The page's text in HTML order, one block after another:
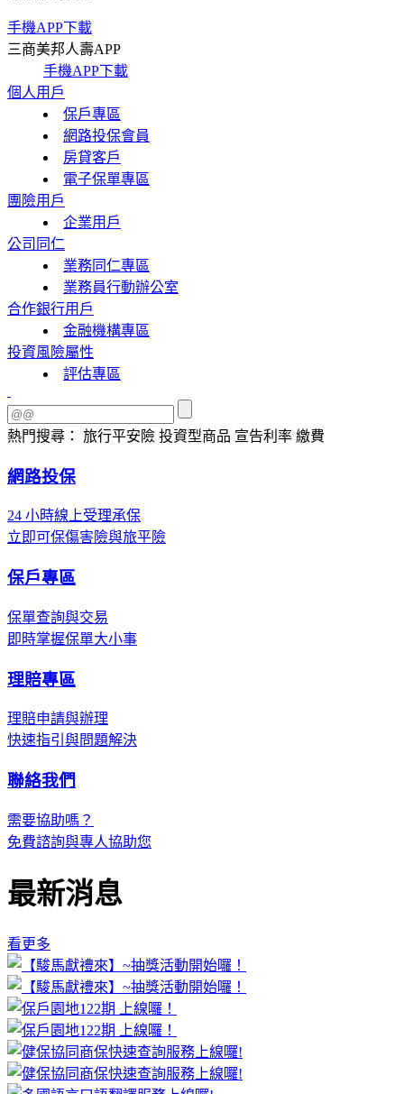
手機APP下載
三商美邦人壽APP
手機APP下載
個人用戶
保戶專區
網路投保會員
房貸客戶
電子保單專區
團險用戶
企業用戶
公司同仁
業務同仁專區
業務員行動辦公室
合作銀行用戶
金融機構專區
投資風險屬性
評估專區
熱門搜尋： 旅行平安險 投資型商品 宣告利率 繳費
網路投保
24 小時線上受理承保
立即可保傷害險與旅平險
保戶專區
保單查詢與交易
即時掌握保單大小事
理賠專區
理賠申請與辦理
快速指引與問題解決
聯絡我們
需要協助嗎？
免費諮詢與專人協助您
最新消息
看更多